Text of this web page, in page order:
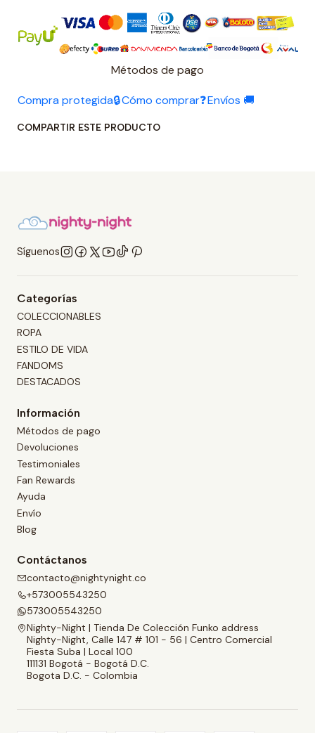
Métodos de pago
Compra protegida🔒Cómo comprar❓Envíos 🚚
COMPARTIR ESTE PRODUCTO
Síguenos
Categorías
COLECCIONABLES
ROPA
ESTILO DE VIDA
FANDOMS
DESTACADOS
Información
Métodos de pago
Devoluciones
Testimoniales
Fan Rewards
Ayuda
Envío
Blog
Contáctanos
contacto@nightynight.co
+573005543250
573005543250
Nighty-Night | Tienda De Colección Funko address
Nighty-Night, Calle 147 # 101 - 56 | Centro Comercial
Fiesta Suba | Local 100
111131 Bogotá - Bogotá D.C.
Bogota D.C. - Colombia